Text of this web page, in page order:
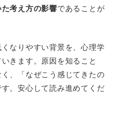
考え方の影響であることが
なりやすい背景を、心理学
きます。原因を知ること
、「なぜこう感じてきたの
。安心して読み進めてくだ